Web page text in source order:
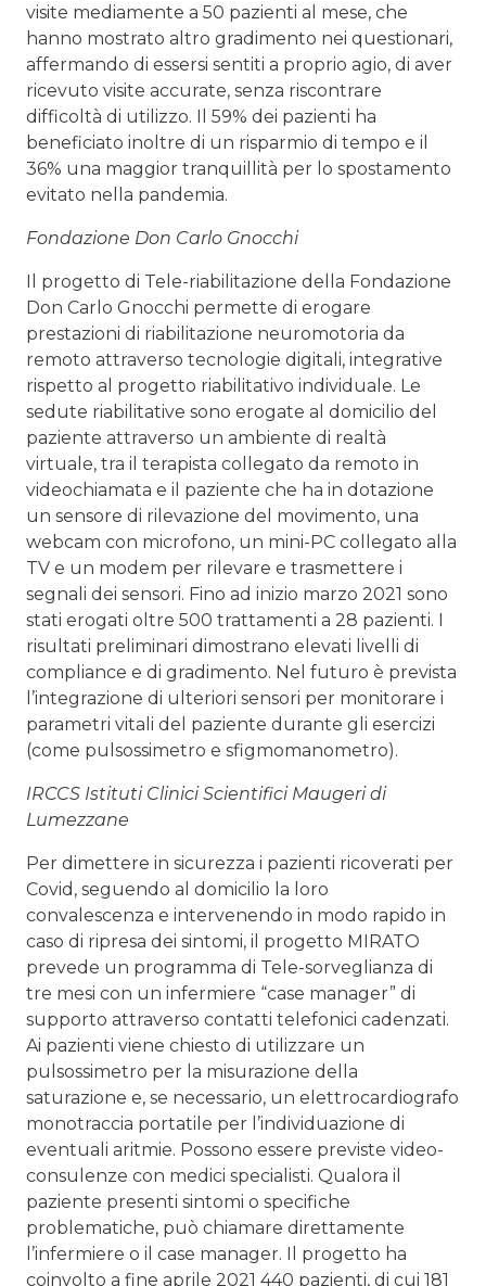
visite mediamente a 50 pazienti al mese, che
hanno mostrato altro gradimento nei questionari,
affermando di essersi sentiti a proprio agio, di aver
ricevuto visite accurate, senza riscontrare
difficoltà di utilizzo. Il 59% dei pazienti ha
beneficiato inoltre di un risparmio di tempo e il
36% una maggior tranquillità per lo spostamento
evitato nella pandemia.
Fondazione Don Carlo Gnocchi
Il progetto di Tele-riabilitazione della Fondazione
Don Carlo Gnocchi permette di erogare
prestazioni di riabilitazione neuromotoria da
remoto attraverso tecnologie digitali, integrative
rispetto al progetto riabilitativo individuale. Le
sedute riabilitative sono erogate al domicilio del
paziente attraverso un ambiente di realtà
virtuale, tra il terapista collegato da remoto in
videochiamata e il paziente che ha in dotazione
un sensore di rilevazione del movimento, una
webcam con microfono, un mini-PC collegato alla
TV e un modem per rilevare e trasmettere i
segnali dei sensori. Fino ad inizio marzo 2021 sono
stati erogati oltre 500 trattamenti a 28 pazienti. I
risultati preliminari dimostrano elevati livelli di
compliance e di gradimento. Nel futuro è prevista
l’integrazione di ulteriori sensori per monitorare i
parametri vitali del paziente durante gli esercizi
(come pulsossimetro e sfigmomanometro).
IRCCS Istituti Clinici Scientifici Maugeri di
Lumezzane
Per dimettere in sicurezza i pazienti ricoverati per
Covid, seguendo al domicilio la loro
convalescenza e intervenendo in modo rapido in
caso di ripresa dei sintomi, il progetto MIRATO
prevede un programma di Tele-sorveglianza di
tre mesi con un infermiere “case manager” di
supporto attraverso contatti telefonici cadenzati.
Ai pazienti viene chiesto di utilizzare un
pulsossimetro per la misurazione della
saturazione e, se necessario, un elettrocardiografo
monotraccia portatile per l’individuazione di
eventuali aritmie. Possono essere previste video-
consulenze con medici specialisti. Qualora il
paziente presenti sintomi o specifiche
problematiche, può chiamare direttamente
l’infermiere o il case manager. Il progetto ha
coinvolto a fine aprile 2021 440 pazienti, di cui 181